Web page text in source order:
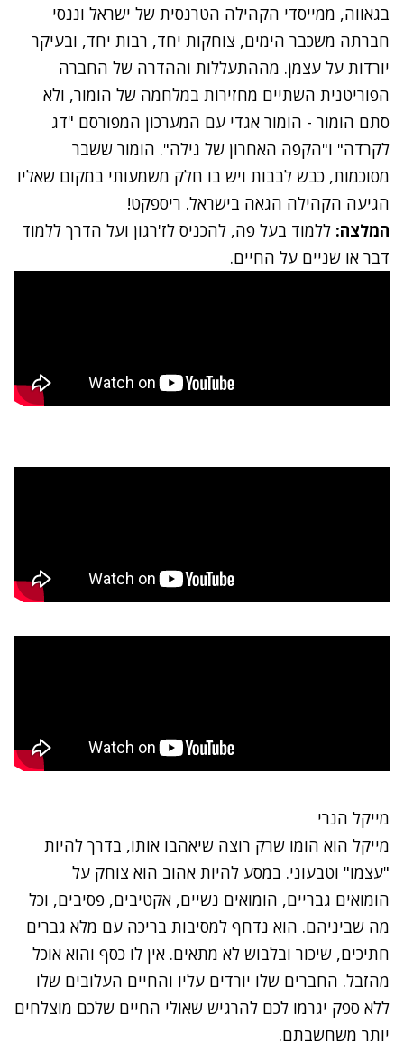
בגאווה, ממייסדי הקהילה הטרנסית של ישראל וננסי
חברתה משכבר הימים, צוחקות יחד, רבות יחד, ובעיקר
יורדות על עצמן. מההתעללות וההדרה של החברה
הפוריטנית השתיים מחזירות במלחמה של הומור, ולא
סתם הומור - הומור אגדי עם המערכון המפורסם "דג
לקרדה" ו"הקפה האחרון של גילה". הומור ששבר
מסוכמות, כבש לבבות ויש בו חלק משמעותי במקום שאליו
הגיעה הקהילה הגאה בישראל. ריספקט!
המלצה: ללמוד בעל פה, להכניס לז'רגון ועל הדרך ללמוד
דבר או שניים על החיים.
מייקל הנרי
מייקל הוא הומו שרק רוצה שיאהבו אותו, בדרך להיות
"עצמו" וטבעוני. במסע להיות אהוב הוא צוחק על
הומואים גבריים, הומואים נשיים, אקטיבים, פסיבים, וכל
מה שביניהם. הוא נדחף למסיבות בריכה עם מלא גברים
חתיכים, שיכור ובלבוש לא מתאים. אין לו כסף והוא אוכל
מהזבל. החברים שלו יורדים עליו והחיים העלובים שלו
ללא ספק יגרמו לכם להרגיש שאולי החיים שלכם מוצלחים
יותר משחשבתם.